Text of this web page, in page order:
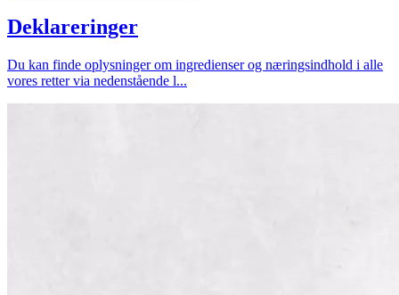
Deklareringer
Du kan finde oplysninger om ingredienser og næringsindhold i alle
vores retter via nedenstående l...